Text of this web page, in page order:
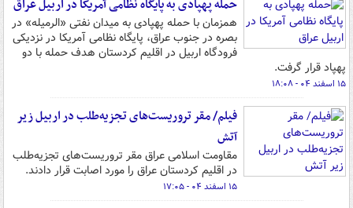
حمله پهپادی به پایگاه نظامی آمریکا در اربیل عراق
همزمان با حمله پهپادی به میدان نفتی «الرمیله» در
بصره در جنوب عراق، پایگاه نظامی آمریکا در نزدیکی
فرودگاه اربیل در اقلیم کردستان هدف حمله با دو
پهپاد قرار گرفت.
۱۵ اسفند ۰۴ - ۱۸:۰۸
فیلم/ مقر تروریست‌های تجزیه‌طلب در اربیل زیر
آتش
مقاومت اسلامی عراق مقر تروریست‌های تجزیه‌طلب
در اقلیم کردستان عراق را مورد اصابت قرار دادند.
۱۵ اسفند ۰۴ - ۱۷:۰۵